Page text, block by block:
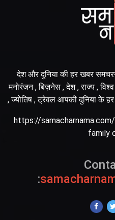
देश और दुनिया की हर खबर
मनोरंजन , बिज़नेस , देश , राज्य ,
, ज्योतिष , ट्रेवल आपकी दुनिया के
https://
family
: